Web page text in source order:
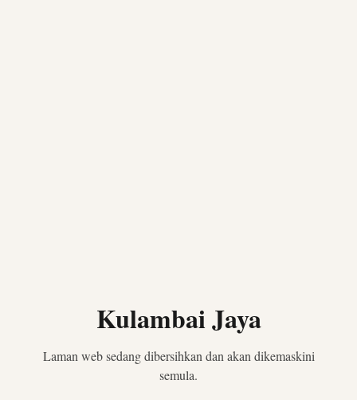
Kulambai Jaya
Laman web sedang dibersihkan dan akan dikemaskini
semula.